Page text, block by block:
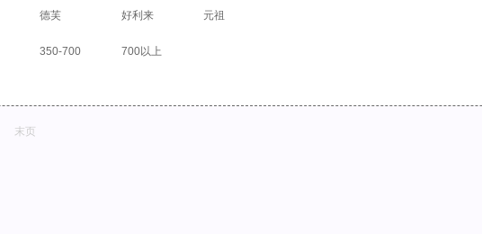
德芙 好利来 元祖
350-700 700以上
末页